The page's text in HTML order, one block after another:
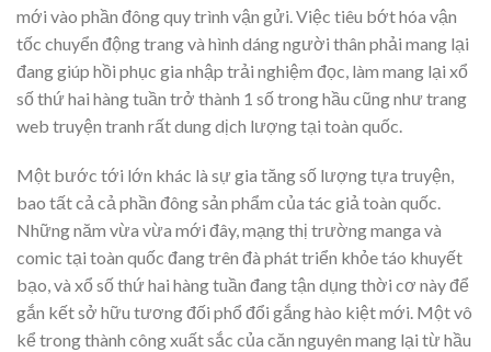
mới vào phần đông quy trình vận gửi. Việc tiêu bớt hóa vận
tốc chuyển động trang và hình dáng người thân phải mang lại
đang giúp hồi phục gia nhập trải nghiệm đọc, làm mang lại xổ
số thứ hai hàng tuần trở thành 1 số trong hầu cũng như trang
web truyện tranh rất dung dịch lượng tại toàn quốc.
Một bước tới lớn khác là sự gia tăng số lượng tựa truyện,
bao tất cả cả phần đông sản phẩm của tác giả toàn quốc.
Những năm vừa vừa mới đây, mạng thị trường manga và
comic tại toàn quốc đang trên đà phát triển khỏe táo khuyết
bạo, và xổ số thứ hai hàng tuần đang tận dụng thời cơ này để
gắn kết sở hữu tương đối phổ đổi gắng hào kiệt mới. Một vô
kể trong thành công xuất sắc của căn nguyên mang lại từ hầu